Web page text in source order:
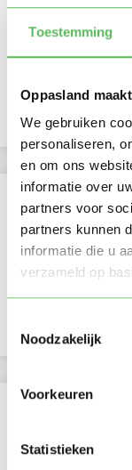
Toestemming
Oppasland
We gebruiken
personaliseren,
en om ons
informatie over
partners voor
partners kunnen
informatie die u
verzameld op
Noodzakelijk
Voorkeuren
Statistieken
Ochtend
Nacht
NIEUW
Activiteit
Laatste
Lid sinds
Verificaties
E-mailadres